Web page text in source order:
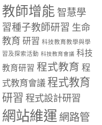
教師增能 智慧學
習種子教師研習 生命
教育 研習 科技教育教學與學
習及探索活動 科技教育會議 科技
教育研習 程式教育 程
式教育會議 程式教育
研習 程式設計研習
網站維運 網路管